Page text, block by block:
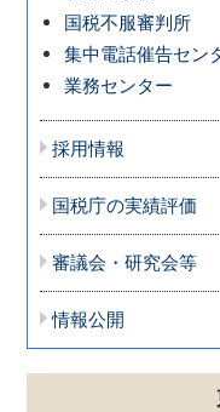
国税不服審判所
集中電話催告セン
業務センター
採用情報
国税庁の実績評価
審議会・研究会等
情報公開